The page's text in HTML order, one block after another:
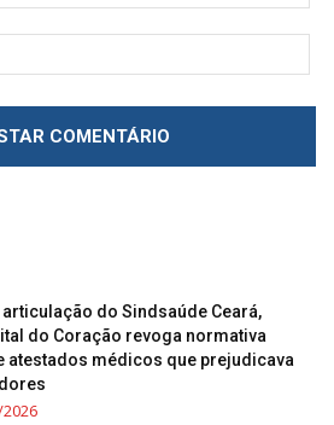
do Sindsaúde Ceará,
do Coração revoga normativa
atestados médicos que prejudicava